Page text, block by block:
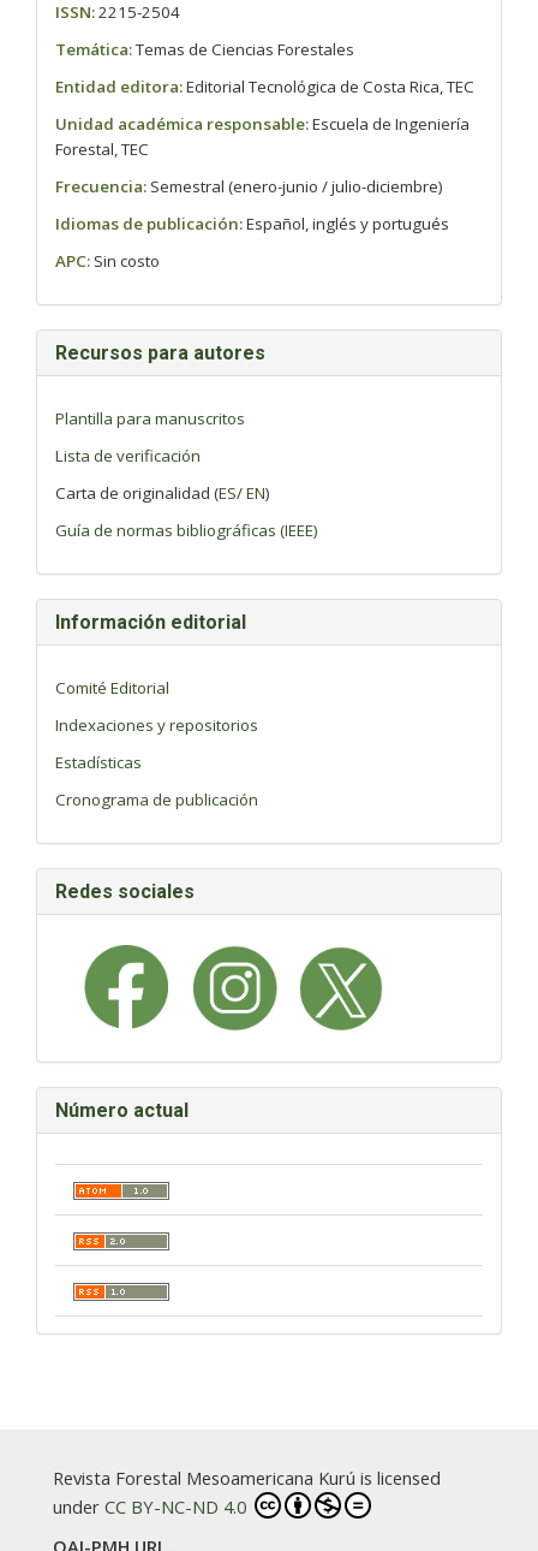
ISSN:2215-2504
Temática:Temas de Ciencias Forestales
Entidad editora:Editorial Tecnológica de Costa Rica, TEC
Unidad académica responsable:Escuela de Ingeniería
Forestal, TEC
Frecuencia: Semestral (enero-junio / julio-diciembre)
Idiomas de publicación:Español, inglés y portugués
APC: Sin costo
Recursos para autores
Plantilla para manuscritos
Lista de verificación
Carta de originalidad (ES/EN)
Guía de normas bibliográficas (IEEE)
Información editorial
Comité Editorial
Indexaciones y repositorios
Estadísticas
Cronograma de publicación
Redes sociales
Número actual
Revista Forestal Mesoamericana Kurú is licensed
underCC BY-NC-ND 4.0